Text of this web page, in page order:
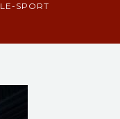
SPORT